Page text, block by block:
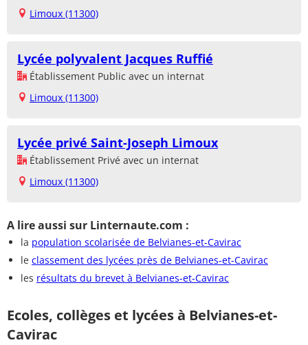
Limoux (11300)
Lycée polyvalent Jacques Ruffié
Établissement Public avec un internat
Limoux (11300)
Lycée privé Saint-Joseph Limoux
Établissement Privé avec un internat
Limoux (11300)
A lire aussi sur Linternaute.com :
la population scolarisée de Belvianes-et-Cavirac
le classement des lycées près de Belvianes-et-Cavirac
les résultats du brevet à Belvianes-et-Cavirac
Ecoles, collèges et lycées à Belvianes-et-
Cavirac